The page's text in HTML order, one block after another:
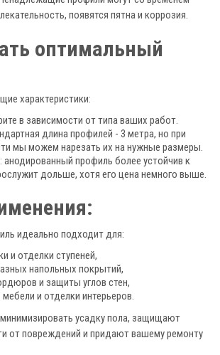
появятся пятна и коррозия.
оптимальный
характеристики:
в зависимости от типа ваших работ.
длина профилей - 3 метра, но при
мы можем нарезать их на нужные размеры.
анодированный профиль более устойчив к
дольше, хотя его цена немного выше.
идеально подходит для:
и отделки ступеней,
напольных покрытий,
и защиты углов стен,
и отделки интерьеров.
усадку пола, защищают
от повреждений и придают вашему ремонту